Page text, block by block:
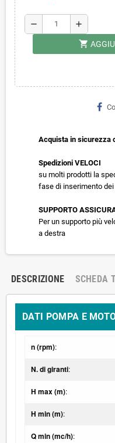
remove add
shopping_cart
Acquista in sicurezza
Spedizioni VELOCI
su molti prodotti la
fase di inserimento
SUPPORTO
Per un supporto più
a destra
DESCRIZIONE SCHEDA
DATI POMPA E
n (rpm):
N. di giranti:
H max (m):
H min (m):
Q min (mc/h):